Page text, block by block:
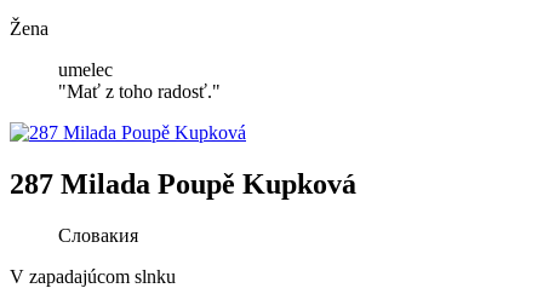
Žena
umelec
"Mať z toho radosť."
287 Milada Poupě Kupková
Словакия
V zapadajúcom slnku